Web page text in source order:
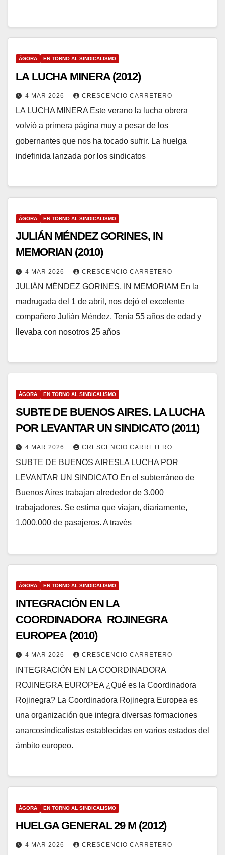
ÁGORA EN TORNO AL SINDICALISMO
LA LUCHA MINERA (2012)
4 MAR 2026 CRESCENCIO CARRETERO
LA LUCHA MINERA Este verano la lucha obrera
volvió a primera página muy a pesar de los
gobernantes que nos ha tocado sufrir. La huelga
indefinida lanzada por los sindicatos
ÁGORA EN TORNO AL SINDICALISMO
JULIÁN MÉNDEZ GORINES, IN
MEMORIAN (2010)
4 MAR 2026 CRESCENCIO CARRETERO
JULIÁN MÉNDEZ GORINES, IN MEMORIAM En la
madrugada del 1 de abril, nos dejó el excelente
compañero Julián Méndez. Tenía 55 años de edad y
llevaba con nosotros 25 años
ÁGORA EN TORNO AL SINDICALISMO
SUBTE DE BUENOS AIRES. LA LUCHA
POR LEVANTAR UN SINDICATO (2011)
4 MAR 2026 CRESCENCIO CARRETERO
SUBTE DE BUENOS AIRESLA LUCHA POR
LEVANTAR UN SINDICATO En el subterráneo de
Buenos Aires trabajan alrededor de 3.000
trabajadores. Se estima que viajan, diariamente,
1.000.000 de pasajeros. A través
ÁGORA EN TORNO AL SINDICALISMO
INTEGRACIÓN EN LA
COORDINADORA ROJINEGRA
EUROPEA (2010)
4 MAR 2026 CRESCENCIO CARRETERO
INTEGRACIÓN EN LA COORDINADORA
ROJINEGRA EUROPEA ¿Qué es la Coordinadora
Rojinegra? La Coordinadora Rojinegra Europea es
una organización que integra diversas formaciones
anarcosindicalistas establecidas en varios estados del
ámbito europeo.
ÁGORA EN TORNO AL SINDICALISMO
HUELGA GENERAL 29 M (2012)
4 MAR 2026 CRESCENCIO CARRETERO